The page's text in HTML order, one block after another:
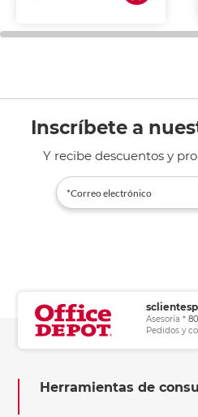
Inscríbete a
Y recibe descuentos y
Asesoría *
Pedidos y
Herramientas de